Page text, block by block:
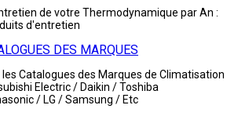
de votre Thermodynamique par An :
d'entretien
DES MARQUES
les Catalogues des Marques de Climatisation
Electric / Daikin / Toshiba
/ LG / Samsung / Etc